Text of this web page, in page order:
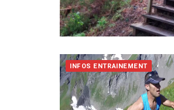
INFOS ENTRAINEMENT